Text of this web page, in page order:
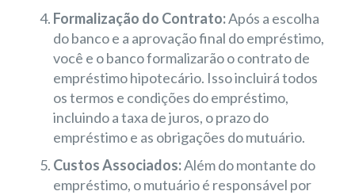
Formalização do Contrato:Após a escolha
do banco e a aprovação final do empréstimo,
você e o banco formalizarão o contrato de
empréstimo hipotecário. Isso incluirá todos
os termos e condições do empréstimo,
incluindo a taxa de juros, o prazo do
empréstimo e as obrigações do mutuário.
Custos Associados:Além do montante do
empréstimo, o mutuário é responsável por